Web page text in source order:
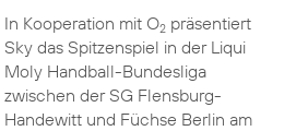
In Kooperation mit O2präsentiert
Sky das Spitzenspiel in der Liqui
Moly Handball-Bundesliga
zwischen der SG Flensburg-
Handewitt und Füchse Berlin am